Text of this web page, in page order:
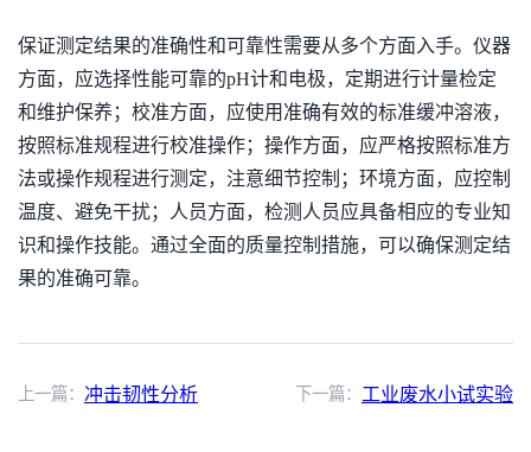
保证测定结果的准确性和可靠性需要从多个方面入手。仪器
方面，应选择性能可靠的pH计和电极，定期进行计量检定
和维护保养；校准方面，应使用准确有效的标准缓冲溶液，
按照标准规程进行校准操作；操作方面，应严格按照标准方
法或操作规程进行测定，注意细节控制；环境方面，应控制
温度、避免干扰；人员方面，检测人员应具备相应的专业知
识和操作技能。通过全面的质量控制措施，可以确保测定结
果的准确可靠。
上一篇： 冲击韧性分析 下一篇： 工业废水小试实验